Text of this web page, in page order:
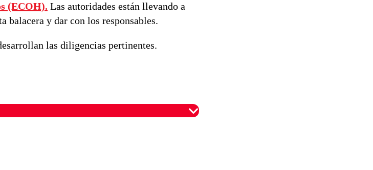
(ECOH). Las autoridades están llevando a
balacera y dar con los responsables.
las diligencias pertinentes.